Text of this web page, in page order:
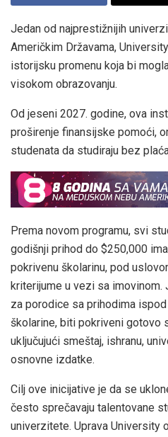
Jedan od najprestižnijih
Američkim Državama,
istorijsku promenu koja bi
visokom obrazovanju.
Od jeseni 2027. godine, ova
proširenje finansijske pomoći,
studenata da studiraju bez
Prema novom programu, svi
godišnji prihod do $250,000
pokrivenu školarinu, pod
kriterijume u vezi sa
za porodice sa prihodima
školarine, biti pokriveni gotovo
uključujući smeštaj, ishranu,
osnovne izdatke.
Cilj ove inicijative je da se
često sprečavaju talentovane
univerzitete. Uprava University